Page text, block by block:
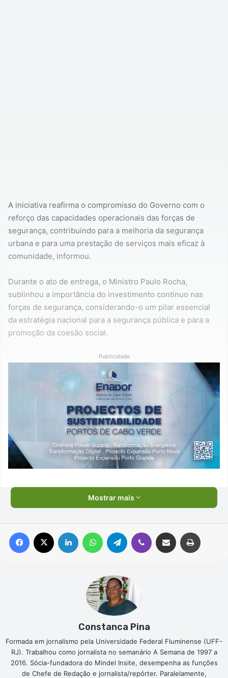
A iniciativa reafirma o compromisso do Governo com o
reforço das capacidades operacionais das forças de
segurança, contribuindo para a melhoria da segurança
urbana e para uma prestação de serviços mais eficaz à
comunidade, informou.
Durante o ato de entrega, o Ministro Paulo Rocha,
sublinhou a importância do investimento contínuo nas
forças de segurança, considerando-o um pilar essencial
da estratégia nacional para a segurança pública e para a
promoção da coesão social.
Publicidade
Mostrar mais
Facebook Linkedin WhatsAppTelegram Viber Compartilhar via e-mail
Constanca Pina
Formada em jornalismo pela Universidade Federal Fluminense (UFF-
RJ). Trabalhou como jornalista no semanário A Semana de 1997 a
2016. Sócia-fundadora do Mindel Insite, desempenha as funções
de Chefe de Redação e jornalista/repórter. Paralelamente,